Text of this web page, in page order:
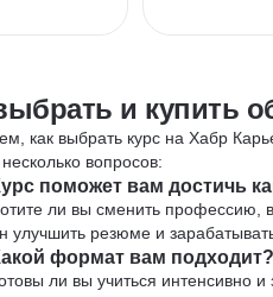
и купить
как выбрать курс на Хабр
вопросов:
поможет вам достичь
ли вы сменить профессию,
улучшить резюме и
формат вам подходит?
ли вы учиться интенсивно